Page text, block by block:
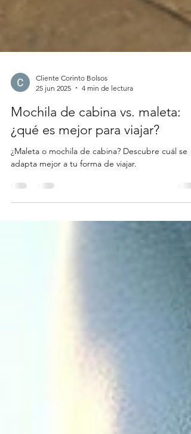
25 jun 2025
4 min de lectura
Mochila de cabina vs. maleta:
¿qué es mejor para viajar?
adapta mejor a tu forma de viajar.